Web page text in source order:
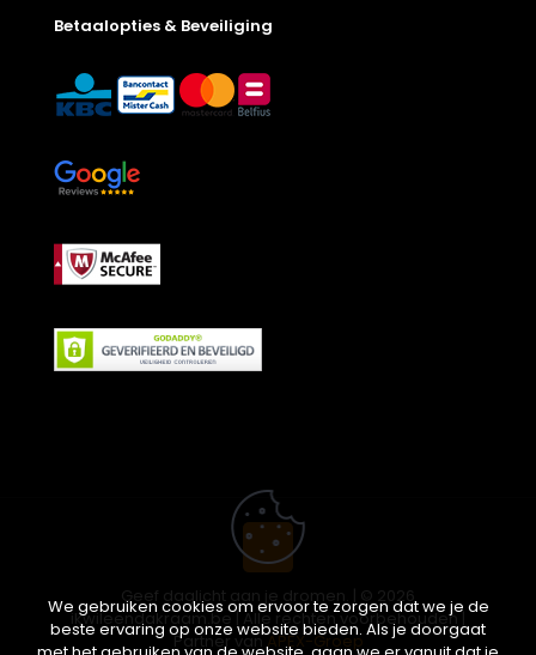
Betaalopties & Beveiliging
Geef daglicht aan je dromen. | © 2026
ikwileendakraam.be | Alle rechten voorbehouden |
Partner vanAPEX-Groep
We gebruiken cookies om ervoor te zorgen dat we je de
beste ervaring op onze website bieden. Als je doorgaat